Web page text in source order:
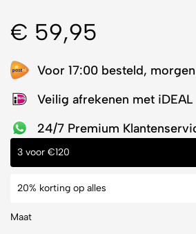
€ 59,95
Voor 17:00 besteld,
Veilig afrekenen met iDEAL
24/7 Premium
3 voor €120
20% korting op alles
Maat